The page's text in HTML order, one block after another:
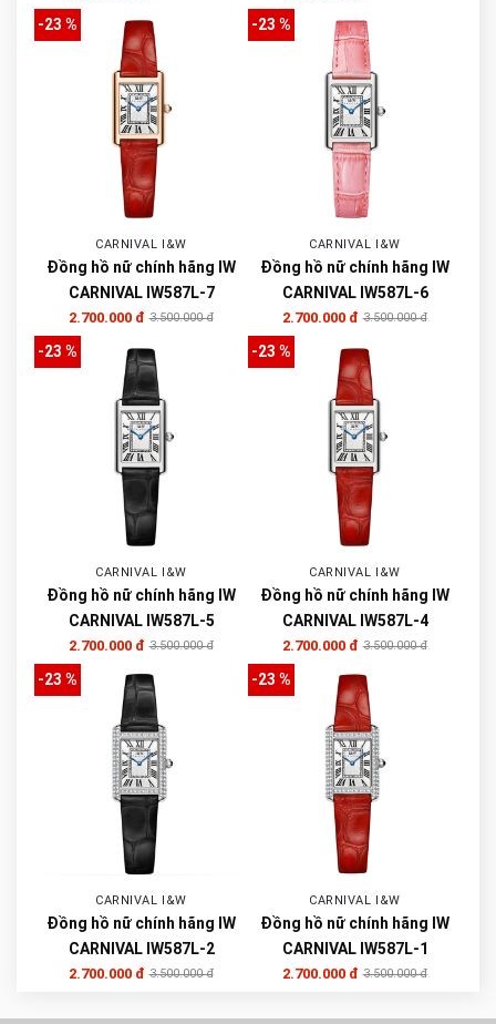
-23 %
CARNIVAL I&W
Đồng hồ nữ chính hãng IW
CARNIVAL IW587L-7
2.700.000 đ 3.500.000 đ
-23 %
CARNIVAL I&W
Đồng hồ nữ chính hãng IW
CARNIVAL IW587L-6
2.700.000 đ 3.500.000 đ
-23 %
CARNIVAL I&W
Đồng hồ nữ chính hãng IW
CARNIVAL IW587L-5
2.700.000 đ 3.500.000 đ
-23 %
CARNIVAL I&W
Đồng hồ nữ chính hãng IW
CARNIVAL IW587L-4
2.700.000 đ 3.500.000 đ
-23 %
CARNIVAL I&W
Đồng hồ nữ chính hãng IW
CARNIVAL IW587L-2
2.700.000 đ 3.500.000 đ
-23 %
CARNIVAL I&W
Đồng hồ nữ chính hãng IW
CARNIVAL IW587L-1
2.700.000 đ 3.500.000 đ